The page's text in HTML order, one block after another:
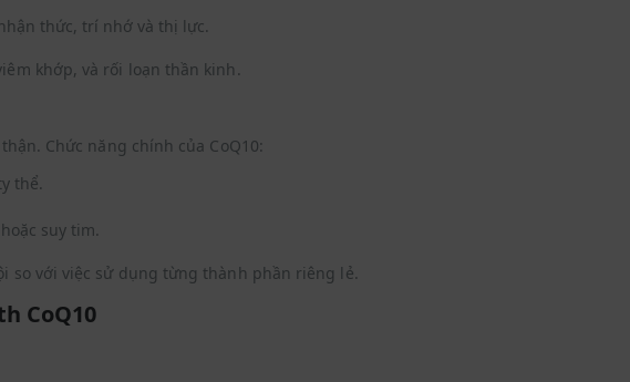
thức, trí nhớ và thị lực.
khớp, và rối loạn thần kinh.
Chức năng chính của CoQ10:
thể.
suy tim.
so với việc sử dụng từng thành phần riêng lẻ.
CoQ10